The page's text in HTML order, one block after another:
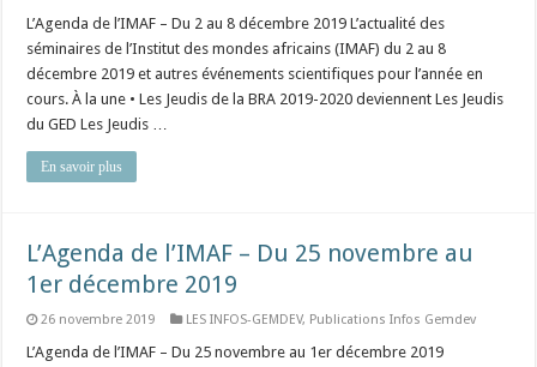
L’Agenda de l’IMAF – Du 2 au 8 décembre 2019 L’actualité des
séminaires de l’Institut des mondes africains (IMAF) du 2 au 8
décembre 2019 et autres événements scientifiques pour l’année en
cours. À la une • Les Jeudis de la BRA 2019-2020 deviennent Les Jeudis
du GED Les Jeudis …
En savoir plus
L’Agenda de l’IMAF – Du 25 novembre au
1er décembre 2019
26 novembre 2019 LES INFOS-GEMDEV, Publications Infos Gemdev
L’Agenda de l’IMAF – Du 25 novembre au 1er décembre 2019